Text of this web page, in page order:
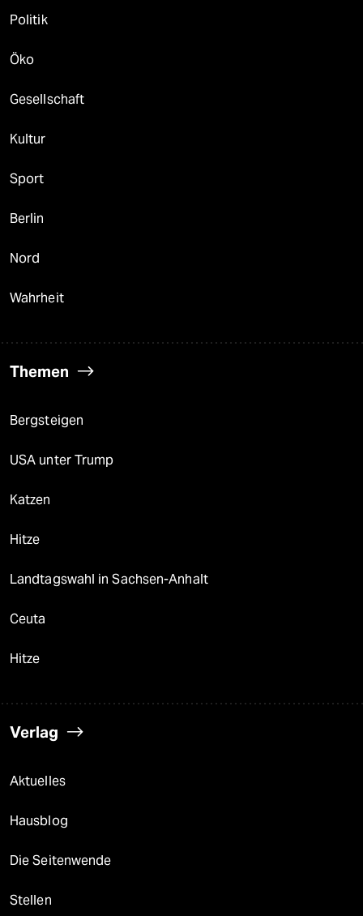
Politik
Öko
Gesellschaft
Kultur
Sport
Berlin
Nord
Wahrheit
Themen
Bergsteigen
USA unter Trump
Katzen
Hitze
Landtagswahl in Sachsen-Anhalt
Ceuta
Hitze
Verlag
Aktuelles
Hausblog
Die Seitenwende
Stellen